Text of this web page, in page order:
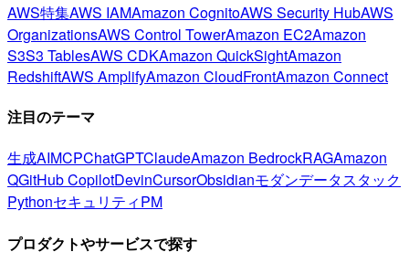
AWS特集AWS IAMAmazon CognitoAWS Security HubAWS
OrganizationsAWS Control TowerAmazon EC2Amazon
S3S3 TablesAWS CDKAmazon QuickSightAmazon
RedshiftAWS AmplifyAmazon CloudFrontAmazon Connect
注目のテーマ
生成AIMCPChatGPTClaudeAmazon BedrockRAGAmazon
QGitHub CopilotDevinCursorObsidianモダンデータスタック
PythonセキュリティPM
プロダクトやサービスで探す